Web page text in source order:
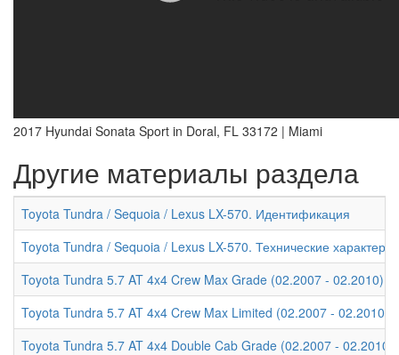
2017 Hyundai Sonata Sport in Doral, FL 33172 | Miami
Другие материалы раздела
Toyota Tundra / Sequoia / Lexus LX-570. Идентификация
Toyota Tundra / Sequoia / Lexus LX-570. Технические
Toyota Tundra 5.7 AT 4x4 Crew Max Grade (02.2007 - 02.2010) -
Toyota Tundra 5.7 AT 4x4 Crew Max Limited (02.2007 - 02.2010) -
Toyota Tundra 5.7 AT 4x4 Double Cab Grade (02.2007 - 02.2010)